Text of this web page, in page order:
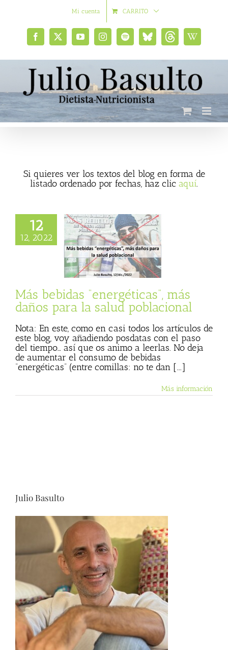
Mi cuenta CARRITO
Facebook
X YouTubeInstagramSpotifyBluesky
social
ThreadsWikipedia
Si quieres ver los textos del blog en forma de
listado ordenado por fechas, haz clic aquí.
12
12, 2022
“energéticas”,
para la salud
BasultoMás bebidas “energéticas”, más
daños para la salud poblacional
Nota: En este, como en casi todos los artículos de
este blog, voy añadiendo posdatas con el paso
del tiempo… así que os animo a leerlas. No deja
de aumentar el consumo de bebidas
“energéticas” (entre comillas: no te dan [...]
Más información
Julio Basulto